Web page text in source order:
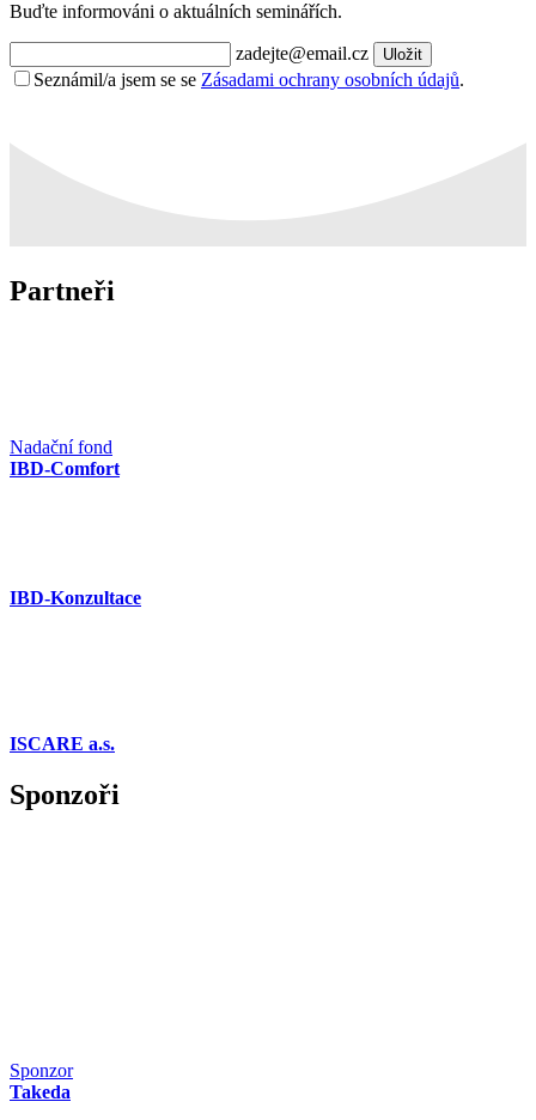
Buďte informováni o aktuálních seminářích.
zadejte@email.cz Uložit
Seznámil/a jsem se se Zásadami ochrany osobních údajů.
Partneři
Nadační fond
IBD-Comfort
IBD-Konzultace
ISCARE a.s.
Sponzoři
Sponzor
Takeda